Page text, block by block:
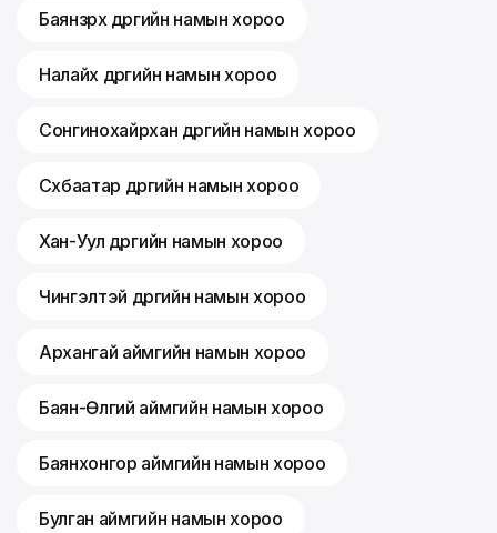
Баянзүрх дүүргийн намын хороо
Налайх дүүргийн намын хороо
Сонгинохайрхан дүүргийн намын хороо
Сүхбаатар дүүргийн намын хороо
Хан-Уул дүүргийн намын хороо
Чингэлтэй дүүргийн намын хороо
Архангай аймгийн намын хороо
Баян-Өлгий аймгийн намын хороо
Баянхонгор аймгийн намын хороо
Булган аймгийн намын хороо